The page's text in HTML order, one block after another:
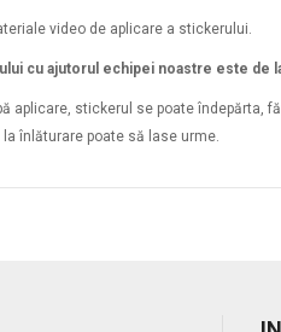
video de aplicare a stickerului.
cu ajutorul echipei noastre este de
aplicare, stickerul se poate îndepărta,
înlăturare poate să lase urme.